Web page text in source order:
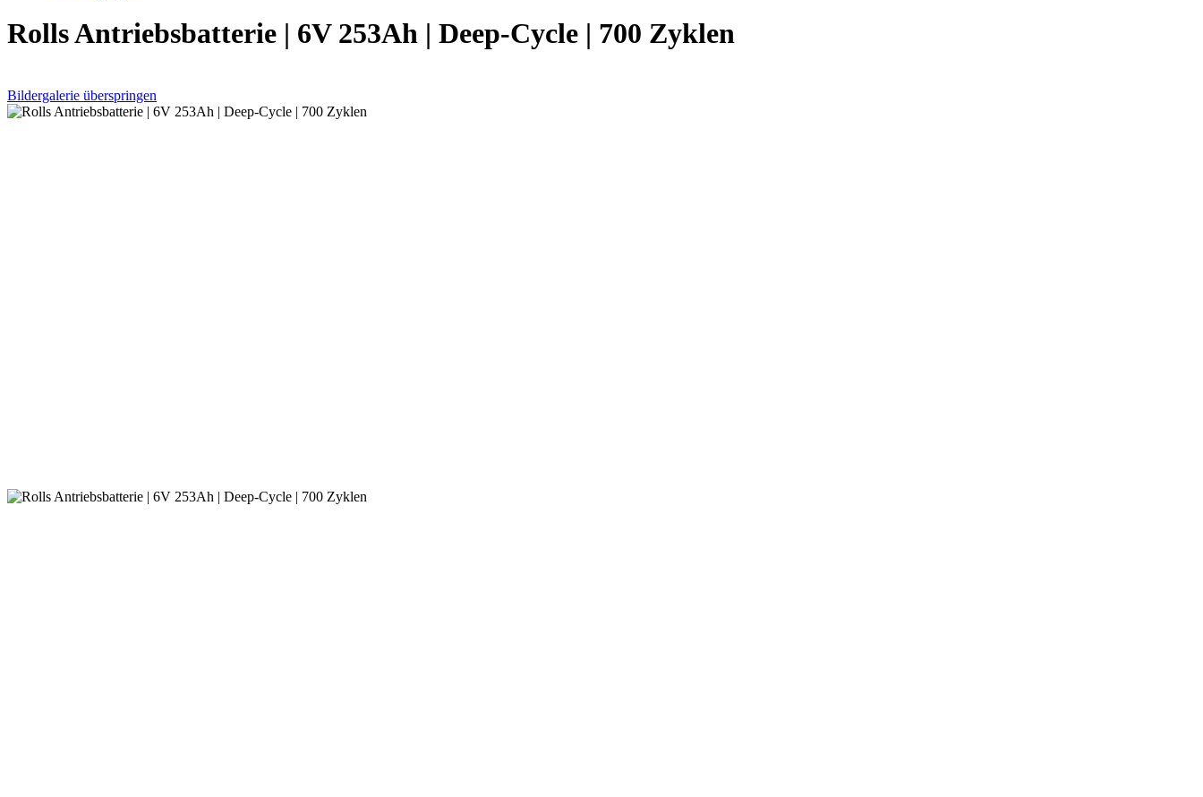
Rolls Antriebsbatterie | 6V 253Ah | Deep-Cycle | 700 Zyklen
Bildergalerie überspringen